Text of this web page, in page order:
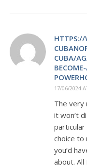
HTTPS://
CUBA/
17/06/2024
The very
it won’t
choice to
you’d
about. All